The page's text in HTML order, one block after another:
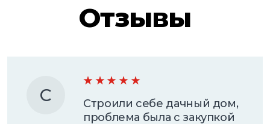
Отзывы
С
Строили себе дачный дом,
проблема была с закупкой